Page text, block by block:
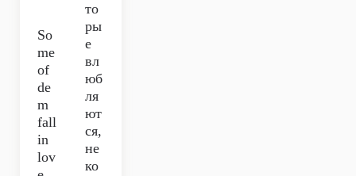
So
me
of
de
m
fall
in
lov
то
ры
е
вл
юб
ля
ют
ся,
не
ко